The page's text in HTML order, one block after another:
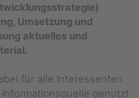
Umsetzung und
aktuelles und
für alle Interessenten
genutzt